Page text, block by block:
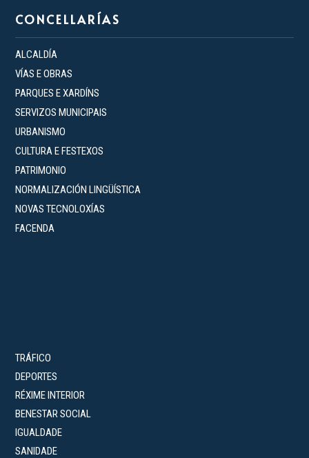
CONCELLARÍAS
ALCALDÍA
VÍAS E OBRAS
PARQUES E XARDÍNS
SERVIZOS MUNICIPAIS
URBANISMO
CULTURA E FESTEXOS
PATRIMONIO
NORMALIZACIÓN LINGÜÍSTICA
NOVAS TECNOLOXÍAS
FACENDA
TRÁFICO
DEPORTES
RÉXIME INTERIOR
BENESTAR SOCIAL
IGUALDADE
SANIDADE